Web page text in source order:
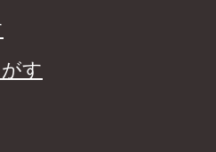
す